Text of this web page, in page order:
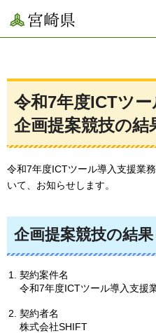
宮崎県
令和7年度ICTツ
企画提案競技の結
令和7年度ICTツール導入支援業
いて、お知らせします。
企画提案競技の結果
契約案件名
令和7年度ICTツール導入支援
契約者名
株式会社SHIFT